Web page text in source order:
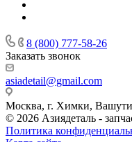
8 (800) 777-58-26
Заказать звонок
asiadetail@gmail.com
Москва, г. Химки,
© 2026 Азиядеталь -
Политика